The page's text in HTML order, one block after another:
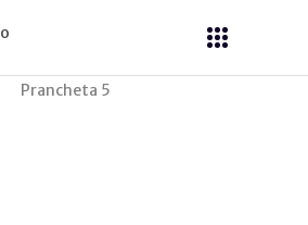
Prancheta 5